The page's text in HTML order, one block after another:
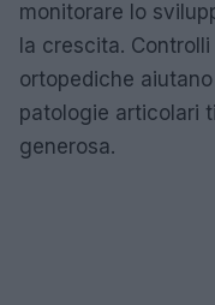
monitorare lo
la crescita.
ortopediche
patologie articolari
generosa.